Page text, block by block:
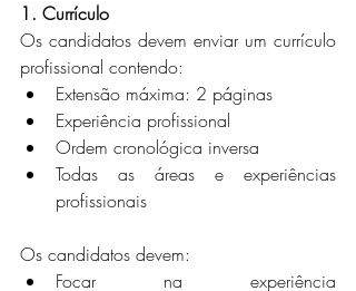
1. Currículo
Os candidatos devem enviar um currículo
profissional contendo:
Extensão máxima: 2 páginas
Experiência profissional
Ordem cronológica inversa
Todas as áreas e experiências
profissionais
Os candidatos devem:
Focar na experiência